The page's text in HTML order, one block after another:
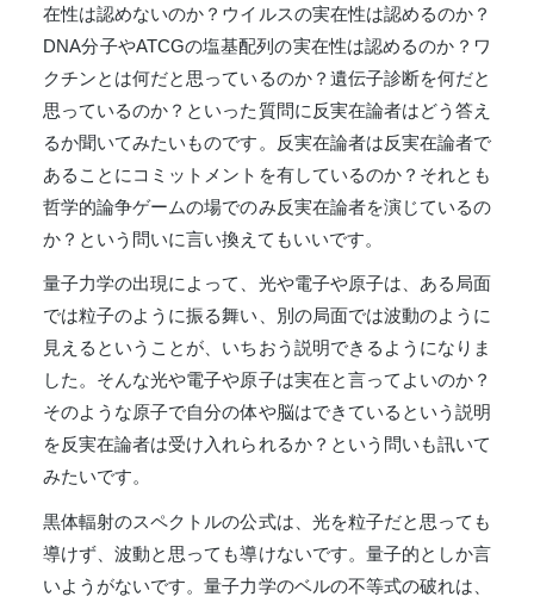
在性は認めないのか？ウイルスの実在性は認めるのか？
DNA分子やATCGの塩基配列の実在性は認めるのか？ワ
クチンとは何だと思っているのか？遺伝子診断を何だと
思っているのか？といった質問に反実在論者はどう答え
るか聞いてみたいものです。反実在論者は反実在論者で
あることにコミットメントを有しているのか？それとも
哲学的論争ゲームの場でのみ反実在論者を演じているの
か？という問いに言い換えてもいいです。
量子力学の出現によって、光や電子や原子は、ある局面
では粒子のように振る舞い、別の局面では波動のように
見えるということが、いちおう説明できるようになりま
した。そんな光や電子や原子は実在と言ってよいのか？
そのような原子で自分の体や脳はできているという説明
を反実在論者は受け入れられるか？という問いも訊いて
みたいです。
黒体輻射のスペクトルの公式は、光を粒子だと思っても
導けず、波動と思っても導けないです。量子的としか言
いようがないです。量子力学のベルの不等式の破れは、